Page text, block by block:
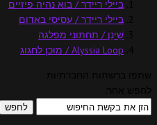
ביילי ריידר / בוא נהיה פיזיים
ביילי ריידר / עסיסי באדום
שֵׁינָן / תחתוני מפלגה
Alyssia Loop / מוכן לחגוג